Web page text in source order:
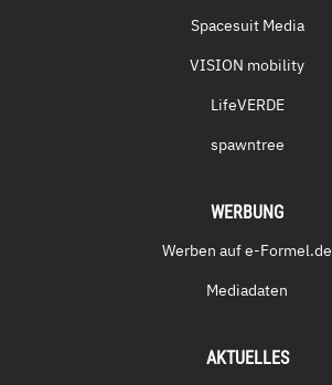
Spacesuit Media
VISION mobility
LifeVERDE
spawntree
WERBUNG
Werben auf e-Formel.de
Mediadaten
AKTUELLES